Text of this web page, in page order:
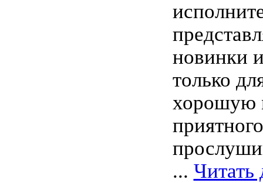
новинки
только
хорошую
приятного
... Читать